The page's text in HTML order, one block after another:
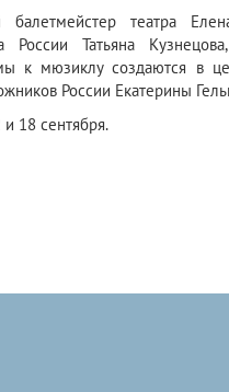
театра
России Татьяна
к мюзиклу создаются в
России Екатерины
18 сентября.